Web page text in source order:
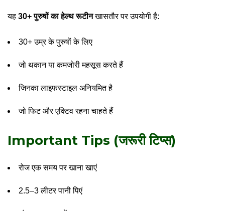
यह 30+ पुरुषों का हेल्थ रूटीनखासतौर पर उपयोगी है:
30+ उम्र के पुरुषों के लिए
जो थकान या कमजोरी महसूस करते हैं
जिनका लाइफस्टाइल अनियमित है
जो फिट और एक्टिव रहना चाहते हैं
Important Tips (जरूरी टिप्स)
रोज एक समय पर खाना खाएं
2.5–3 लीटर पानी पिएं